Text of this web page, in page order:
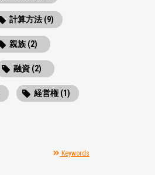
計算方法 (9)
親族 (2)
融資 (2)
経営権 (1)
Keywords